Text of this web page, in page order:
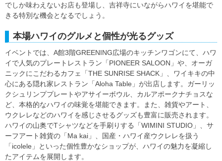
でしか味わえないお店も登場し、吉祥寺にいながらハワイを堪能で
きる特別な機会となるでしょう。
本場ハワイのグルメと個性が光るグッズ
イベントでは、A館3階GREENING広場のキッチンワゴンにて、ハワ
イで人気のプレートレストラン「PIONEER SALOON」や、オーガ
ニックにこだわるカフェ「THE SUNRISE SHACK」、ワイキキの中
心にある隠れ家レストラン「Aloha Table」が出店します。ガーリッ
クシュリンププレートやアサイーボウル、カルアポークナチョスな
ど、本格的なハワイの味覚を堪能できます。また、雑貨やアート、
ウクレレなどのハワイを感じさせるグッズも豊富に販売されます。
ハワイの山奥でTシャツなどを手刷りする「WIMINI STUDIO」、サ
ーフアート雑貨の「Ma kai」、国産・ハワイ産ウクレレを扱う
「icolele」といった個性豊かなショップが、ハワイの魅力を凝縮し
たアイテムを展開します。